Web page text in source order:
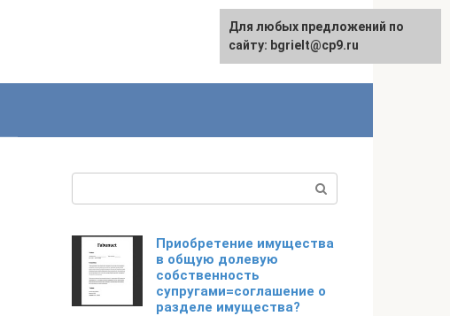
English
Приобретение имущества
в общую долевую
собственность
супругами=соглашение о
разделе имущества?
Для любых предложений по
сайту: bgrielt@cp9.ru